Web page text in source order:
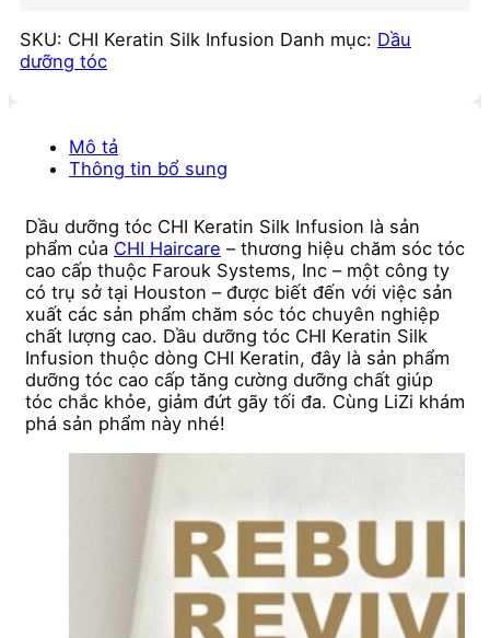
SKU: CHI Keratin Silk Infusion Danh mục: Dầu
dưỡng tóc
Mô tả
Thông tin bổ sung
Dầu dưỡng tóc CHI Keratin Silk Infusion là sản
phẩm của CHI Haircare – thương hiệu chăm sóc tóc
cao cấp thuộc Farouk Systems, Inc – một công ty
có trụ sở tại Houston – được biết đến với việc sản
xuất các sản phẩm chăm sóc tóc chuyên nghiệp
chất lượng cao. Dầu dưỡng tóc CHI Keratin Silk
Infusion thuộc dòng CHI Keratin, đây là sản phẩm
dưỡng tóc cao cấp tăng cường dưỡng chất giúp
tóc chắc khỏe, giảm đứt gãy tối đa. Cùng LiZi khám
phá sản phẩm này nhé!